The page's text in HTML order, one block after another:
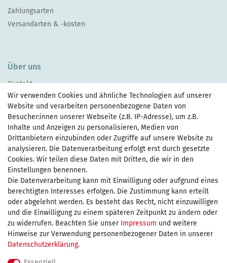
Zahlungsarten
Versandarten & -kosten
Über uns
Kontakt
Zahlen Sie bequem per
Wir versenden mit
kostenfreie Lieferung
innerhalb Deutschland ab 75€
Wir verwenden Cookies und ähnliche Technologien auf unserer
Website und verarbeiten personenbezogene Daten von
Besucher:innen unserer Webseite (z.B. IP-Adresse), um z.B.
Inhalte und Anzeigen zu personalisieren, Medien von
Drittanbietern einzubinden oder Zugriffe auf unsere Website zu
analysieren. Die Datenverarbeitung erfolgt erst durch gesetzte
Cookies. Wir teilen diese Daten mit Dritten, die wir in den
Einstellungen benennen.
Die Datenverarbeitung kann mit Einwilligung oder aufgrund eines
berechtigten Interesses erfolgen. Die Zustimmung kann erteilt
oder abgelehnt werden. Es besteht das Recht, nicht einzuwilligen
und die Einwilligung zu einem späteren Zeitpunkt zu ändern oder
zu widerrufen. Beachten Sie unser Impressum und weitere
Hinweise zur Verwendung personenbezogener Daten in unserer
Daten­schutz­erklärung.